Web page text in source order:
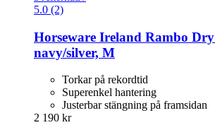
5.0 (2)
Horseware Ireland Rambo
navy/silver, M
Torkar på rekordtid
Superenkel hantering
Justerbar stängning på framsidan
2 190 kr